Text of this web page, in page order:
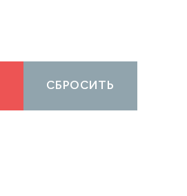
СБРОСИТЬ